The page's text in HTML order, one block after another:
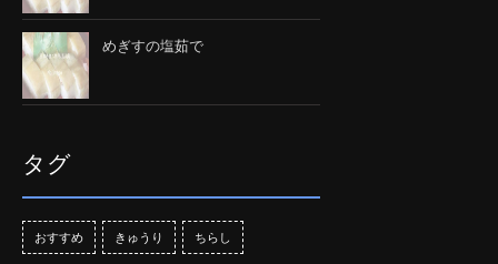
めぎすの塩茹で
タグ
おすすめ きゅうり ちらし